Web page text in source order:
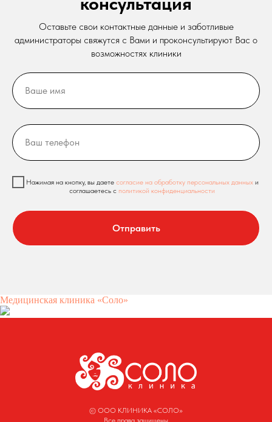
Оставьте свои контактные данные и заботливые
администраторы свяжутся с Вами и проконсультируют Вас о
возможностях клиники
Нажимая на кнопку, вы даете согласие на обработку персональных данных и
соглашаетесь c политикой конфиденциальности
Отправить
Медицинская клиника «Соло»
© ООО КЛИНИКА «СОЛО»
Все права защищены